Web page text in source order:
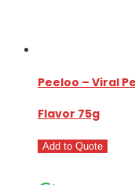
Peeloo – Viral
Flavor 75g
Add to Quote